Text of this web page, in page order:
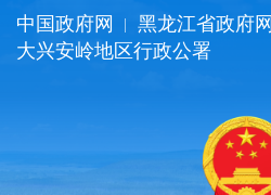
中国政府网 黑龙江省政府网
大兴安岭地区行政公署